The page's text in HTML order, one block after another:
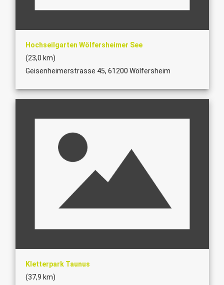
Hochseilgarten Wölfersheimer See
(23,0 km)
Geisenheimerstrasse 45, 61200 Wölfersheim
Kletterpark Taunus
(37,9 km)